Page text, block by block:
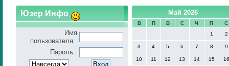
Юзер Инфо
Имя
пользователя:
Пароль:
Май 2026
В П В С Ч П
С
1
2
3 4 5 6 7 8 9
10 11 12 13 14 15 16